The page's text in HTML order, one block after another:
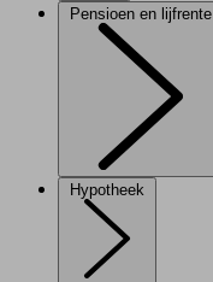
Pensioen en lijfrente
Hypotheek